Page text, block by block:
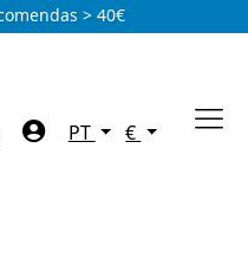
> 40€
PT €